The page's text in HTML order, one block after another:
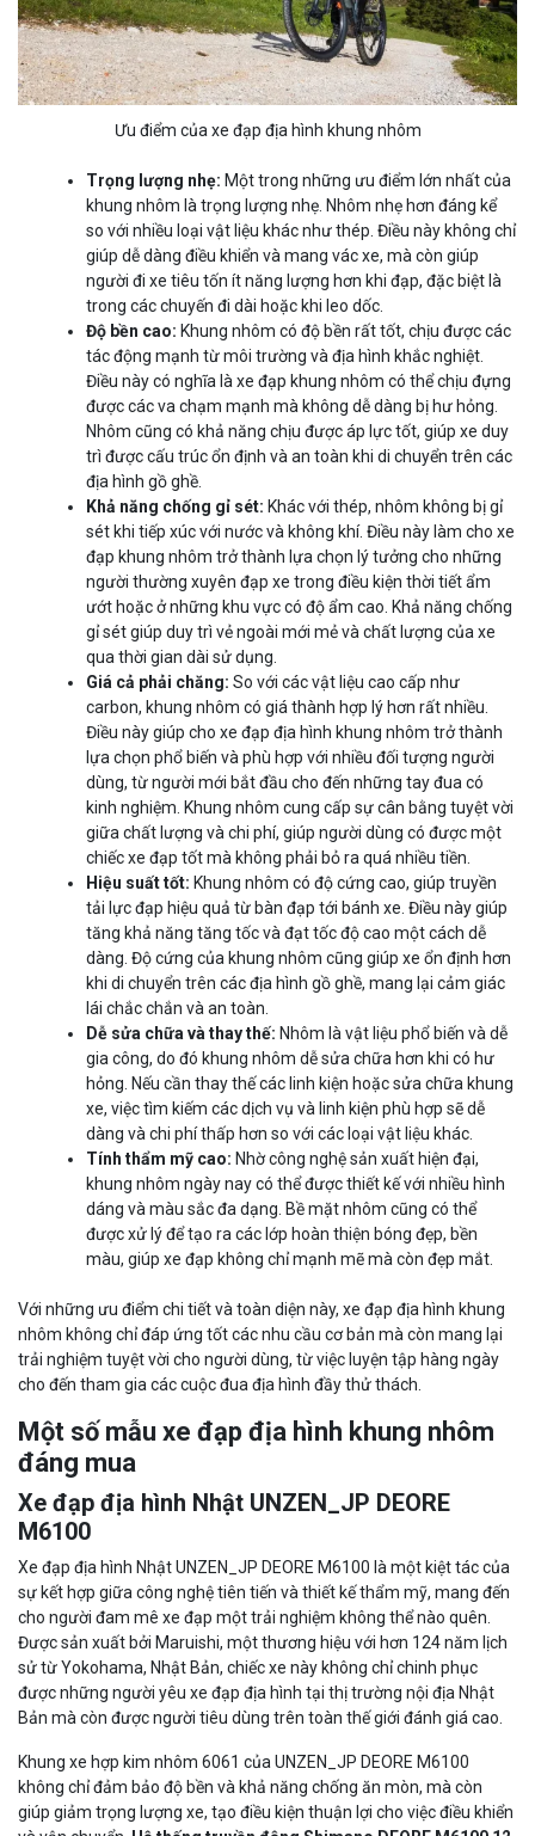
Ưu điểm của xe đạp địa hình khung nhôm
Trọng lượng nhẹ: Một trong những ưu điểm lớn nhất của
khung nhôm là trọng lượng nhẹ. Nhôm nhẹ hơn đáng kể
so với nhiều loại vật liệu khác như thép. Điều này không chỉ
giúp dễ dàng điều khiển và mang vác xe, mà còn giúp
người đi xe tiêu tốn ít năng lượng hơn khi đạp, đặc biệt là
trong các chuyến đi dài hoặc khi leo dốc.
Độ bền cao: Khung nhôm có độ bền rất tốt, chịu được các
tác động mạnh từ môi trường và địa hình khắc nghiệt.
Điều này có nghĩa là xe đạp khung nhôm có thể chịu đựng
được các va chạm mạnh mà không dễ dàng bị hư hỏng.
Nhôm cũng có khả năng chịu được áp lực tốt, giúp xe duy
trì được cấu trúc ổn định và an toàn khi di chuyển trên các
địa hình gồ ghề.
Khả năng chống gỉ sét: Khác với thép, nhôm không bị gỉ
sét khi tiếp xúc với nước và không khí. Điều này làm cho xe
đạp khung nhôm trở thành lựa chọn lý tưởng cho những
người thường xuyên đạp xe trong điều kiện thời tiết ẩm
ướt hoặc ở những khu vực có độ ẩm cao. Khả năng chống
gỉ sét giúp duy trì vẻ ngoài mới mẻ và chất lượng của xe
qua thời gian dài sử dụng.
Giá cả phải chăng: So với các vật liệu cao cấp như
carbon, khung nhôm có giá thành hợp lý hơn rất nhiều.
Điều này giúp cho xe đạp địa hình khung nhôm trở thành
lựa chọn phổ biến và phù hợp với nhiều đối tượng người
dùng, từ người mới bắt đầu cho đến những tay đua có
kinh nghiệm. Khung nhôm cung cấp sự cân bằng tuyệt vời
giữa chất lượng và chi phí, giúp người dùng có được một
chiếc xe đạp tốt mà không phải bỏ ra quá nhiều tiền.
Hiệu suất tốt: Khung nhôm có độ cứng cao, giúp truyền
tải lực đạp hiệu quả từ bàn đạp tới bánh xe. Điều này giúp
tăng khả năng tăng tốc và đạt tốc độ cao một cách dễ
dàng. Độ cứng của khung nhôm cũng giúp xe ổn định hơn
khi di chuyển trên các địa hình gồ ghề, mang lại cảm giác
lái chắc chắn và an toàn.
Dễ sửa chữa và thay thế: Nhôm là vật liệu phổ biến và dễ
gia công, do đó khung nhôm dễ sửa chữa hơn khi có hư
hỏng. Nếu cần thay thế các linh kiện hoặc sửa chữa khung
xe, việc tìm kiếm các dịch vụ và linh kiện phù hợp sẽ dễ
dàng và chi phí thấp hơn so với các loại vật liệu khác.
Tính thẩm mỹ cao: Nhờ công nghệ sản xuất hiện đại,
khung nhôm ngày nay có thể được thiết kế với nhiều hình
dáng và màu sắc đa dạng. Bề mặt nhôm cũng có thể
được xử lý để tạo ra các lớp hoàn thiện bóng đẹp, bền
màu, giúp xe đạp không chỉ mạnh mẽ mà còn đẹp mắt.
Với những ưu điểm chi tiết và toàn diện này, xe đạp địa hình khung
nhôm không chỉ đáp ứng tốt các nhu cầu cơ bản mà còn mang lại
trải nghiệm tuyệt vời cho người dùng, từ việc luyện tập hàng ngày
cho đến tham gia các cuộc đua địa hình đầy thử thách.
Một số mẫu xe đạp địa hình khung nhôm
đáng mua
Xe đạp địa hình Nhật UNZEN_JP DEORE
M6100
Xe đạp địa hình Nhật UNZEN_JP DEORE M6100 là một kiệt tác của
sự kết hợp giữa công nghệ tiên tiến và thiết kế thẩm mỹ, mang đến
cho người đam mê xe đạp một trải nghiệm không thể nào quên.
Được sản xuất bởi Maruishi, một thương hiệu với hơn 124 năm lịch
sử từ Yokohama, Nhật Bản, chiếc xe này không chỉ chinh phục
được những người yêu xe đạp địa hình tại thị trường nội địa Nhật
Bản mà còn được người tiêu dùng trên toàn thế giới đánh giá cao.
Khung xe hợp kim nhôm 6061 của UNZEN_JP DEORE M6100
không chỉ đảm bảo độ bền và khả năng chống ăn mòn, mà còn
giúp giảm trọng lượng xe, tạo điều kiện thuận lợi cho việc điều khiển